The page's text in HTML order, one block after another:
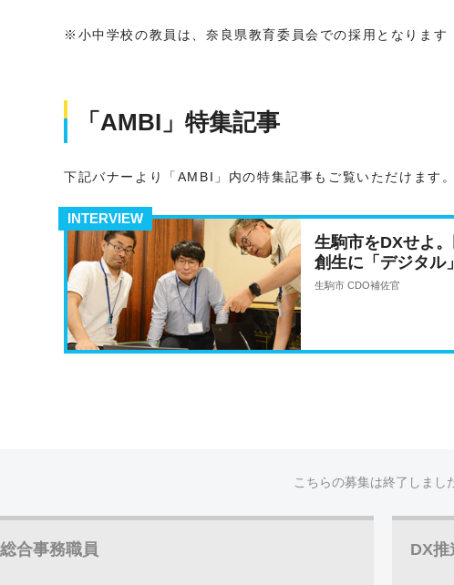
※小中学校の教員は、奈良県教育委員会での採用となります
「AMBI」特集記事
下記バナーより「AMBI」内の特集記事もご覧いただけます。
INTERVIEW
生駒市をDXせよ
創生に「デジタル
生駒市 CDO補佐官
こちらの募集は終了しまし
総合事務職員 DX推